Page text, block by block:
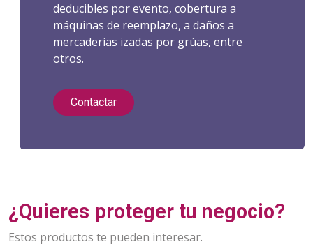
deducibles por evento, cobertura a
máquinas de reemplazo, a daños a
mercaderías izadas por grúas, entre
otros.
Contactar
¿Quieres proteger tu negocio?
Estos productos te pueden interesar.